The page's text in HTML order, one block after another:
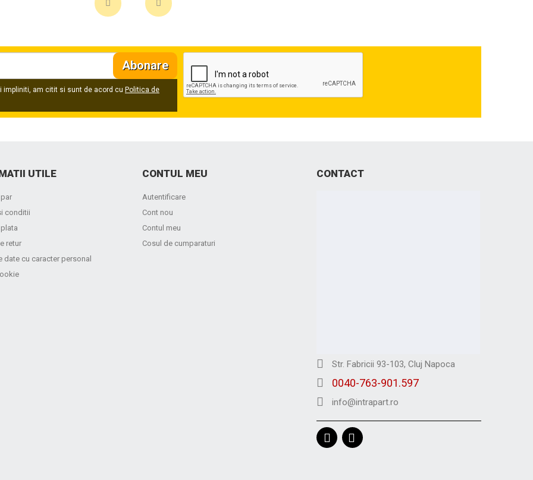
Abonare
impliniti, am citit si sunt de acord cu Politica de
UTILE
conditii
retur
date cu caracter personal
CONTUL MEU
Autentificare
Cont nou
Contul meu
Cosul de cumparaturi
CONTACT
Str. Fabricii 93-103, Cluj Napoca
0040-763-901.597
info@intrapart.ro